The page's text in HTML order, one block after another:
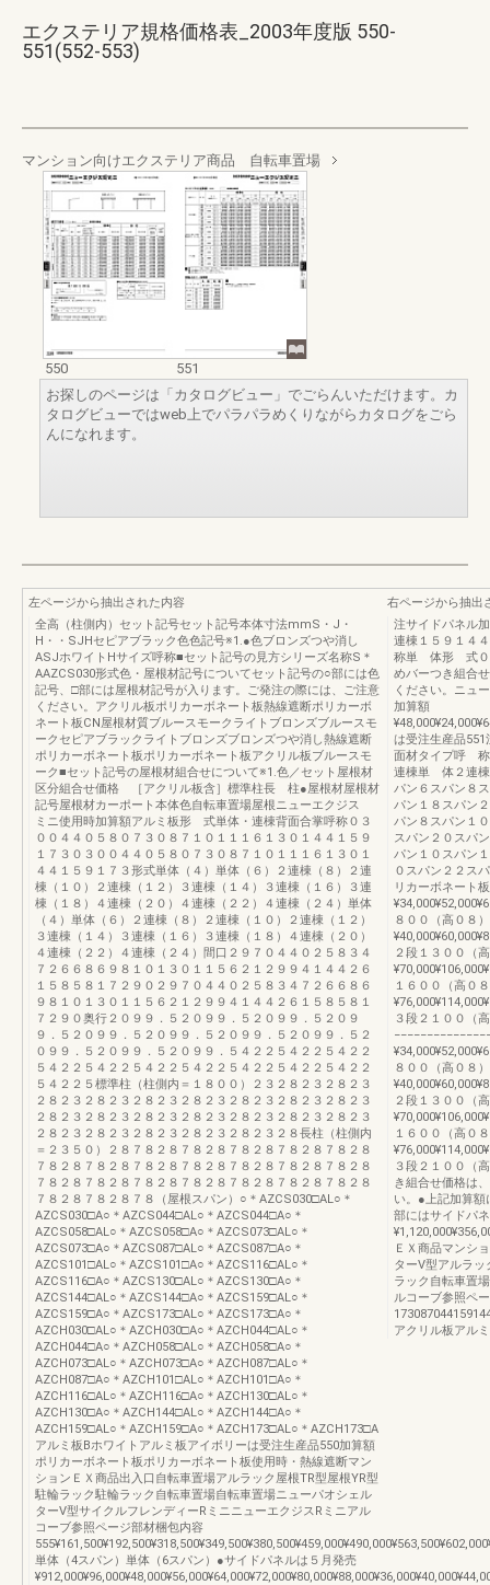
エクステリア規格価格表_2003年度版 550-
551(552-553)
マンション向けエクステリア商品 自転車置場
550
551
お探しのページは「カタログビュー」でごらんいただけます。カ
タログビューではweb上でパラパラめくりながらカタログをごら
んになれます。
左ページから抽出された内容
全高（柱側内）セット記号セット記号本体寸法mmS・J・
H・・SJHセピアブラック色色記号※1.●色ブロンズつや消し
ASJホワイトHサイズ呼称■セット記号の見方シリーズ名称S＊
AAZCS030形式色・屋根材記号についてセット記号の○部には色
記号、□部には屋根材記号が入ります。ご発注の際には、ご注意
ください。アクリル板ポリカーボネート板熱線遮断ポリカーボ
ネート板CN屋根材質ブルースモークライトブロンズブルースモ
ークセピアブラックライトブロンズブロンズつや消し熱線遮断
ポリカーボネート板ポリカーボネート板アクリル板ブルースモ
ーク■セット記号の屋根材組合せについて※1.色／セット屋根材
区分組合せ価格 ［アクリル板含］標準柱長 柱●屋根材屋根材
記号屋根材カーポート本体色自転車置場屋根ニューエクジス
ミニ使用時加算額アルミ板形 式単体・連棟背面合掌呼称０３
００４４０５８０７３０８７１０１１１６１３０１４４１５９
１７３０３００４４０５８０７３０８７１０１１１６１３０１
４４１５９１７３形式単体（４）単体（６）２連棟（８）２連
棟（１０）２連棟（１２）３連棟（１４）３連棟（１６）３連
棟（１８）４連棟（２０）４連棟（２２）４連棟（２４）単体
（４）単体（６）２連棟（８）２連棟（１０）２連棟（１２）
３連棟（１４）３連棟（１６）３連棟（１８）４連棟（２０）
４連棟（２２）４連棟（２４）間口２９７０４４０２５８３４
７２６６８６９８１０１３０１１５６２１２９９４１４４２６
１５８５８１７２９０２９７０４４０２５８３４７２６６８６
９８１０１３０１１５６２１２９９４１４４２６１５８５８１
７２９０奥行２０９９．５２０９９．５２０９９．５２０９
９．５２０９９．５２０９９．５２０９９．５２０９９．５２
０９９．５２０９９．５２０９９．５４２２５４２２５４２２
５４２２５４２２５４２２５４２２５４２２５４２２５４２２
５４２２５標準柱（柱側内＝１８００）２３２８２３２８２３
２８２３２８２３２８２３２８２３２８２３２８２３２８２３
２８２３２８２３２８２３２８２３２８２３２８２３２８２３
２８２３２８２３２８２３２８２３２８２３２８長柱（柱側内
＝２３５０）２８７８２８７８２８７８２８７８２８７８２８
７８２８７８２８７８２８７８２８７８２８７８２８７８２８
７８２８７８２８７８２８７８２８７８２８７８２８７８２８
７８２８７８２８７８（屋根スパン）○＊AZCS030□AL○＊
AZCS030□A○＊AZCS044□AL○＊AZCS044□A○＊
AZCS058□AL○＊AZCS058□A○＊AZCS073□AL○＊
AZCS073□A○＊AZCS087□AL○＊AZCS087□A○＊
AZCS101□AL○＊AZCS101□A○＊AZCS116□AL○＊
AZCS116□A○＊AZCS130□AL○＊AZCS130□A○＊
AZCS144□AL○＊AZCS144□A○＊AZCS159□AL○＊
AZCS159□A○＊AZCS173□AL○＊AZCS173□A○＊
AZCH030□AL○＊AZCH030□A○＊AZCH044□AL○＊
AZCH044□A○＊AZCH058□AL○＊AZCH058□A○＊
AZCH073□AL○＊AZCH073□A○＊AZCH087□AL○＊
AZCH087□A○＊AZCH101□AL○＊AZCH101□A○＊
AZCH116□AL○＊AZCH116□A○＊AZCH130□AL○＊
AZCH130□A○＊AZCH144□AL○＊AZCH144□A○＊
AZCH159□AL○＊AZCH159□A○＊AZCH173□AL○＊AZCH173□A
アルミ板Bホワイトアルミ板アイボリーは受注生産品550加算額
ポリカーボネート板ポリカーボネート板使用時・熱線遮断マン
ションＥＸ商品出入口自転車置場アルラック屋根TR型屋根YR型
駐輪ラック駐輪ラック自転車置場自転車置場ニューパオシェル
ターV型サイクルフレンディーRミニニューエクジスRミニアル
コーブ参照ページ部材梱包内容
単体（4スパン）単体（6スパン）●サイドパネルは５月発売
右ページから抽出
注サイドパネル
連棟１５９１４
称単 体形 式０
めバーつき組合
ください。ニュ
加算額
は受注生産品
面材タイプ呼
連棟単 体２連
パン６スパン８
パン１８スパン
パン８スパン１
スパン２０スパ
パン１０スパン
０スパン２２ス
リカーボネート
８００（高０８
２段１３００（
１６００（高０
３段２１００（
８００（高０８
２段１３００（
１６００（高０
３段２１００（
き組合せ価格は
い。●上記加算
部にはサイドパ
ＥＸ商品マンシ
ターV型アルラ
ラック自転車置
ルコーブ参照ペ
アクリル板アル